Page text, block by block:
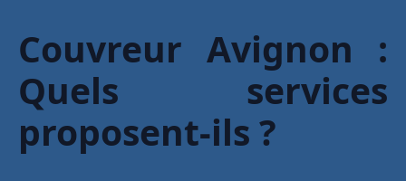
Couvreur Avignon :
Quels services
proposent-ils ?